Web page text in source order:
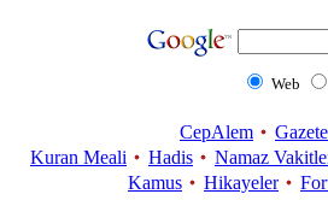
Web
CepAlem
Kuran Meali
Hadis
Namaz
Kamus
Hikayeler